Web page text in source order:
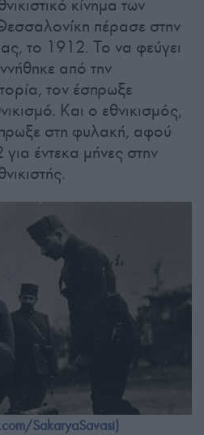
κίνημα των
πέρασε στην
το 1912. Το να φεύγει
από την
τον έσπρωξε
Και ο εθνικισμός,
στη φυλακή, αφού
έντεκα μήνες στην
SakaryaSavasi)